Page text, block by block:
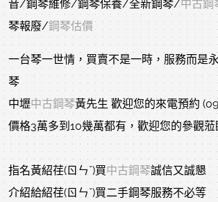
音/鋼琴維修/鋼琴保養/全新鋼琴/中古鋼
琴報廢/鋼琴估價
一台琴一世情，買賣不是一時，服務而是
琴
中壢中古鋼琴黃先生 歡迎您的來電預約
價格3萬多到10幾萬都有，歡迎您的參觀蒞
指名黃紹荏(ㄖㄣˇ)買中古鋼琴誠信又誠懇
介紹給紹荏(ㄖㄣˇ)買二手鋼琴服務不必等